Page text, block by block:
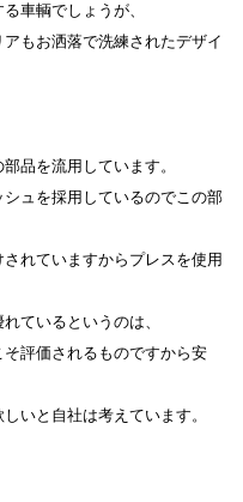
車輌でしょうが、
もお洒落で洗練されたデザイ
品を流用しています。
ュを採用しているのでこの部
れていますからプレスを使用
ているというのは、
評価されるものですから安
いと自社は考えています。